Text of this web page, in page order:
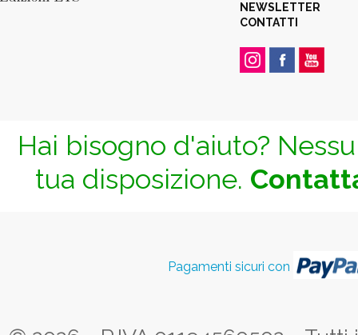
NEWSLETTER
CONTATTI
Hai bisogno d'aiuto?
tua disposizione.
Pagamenti sicuri con